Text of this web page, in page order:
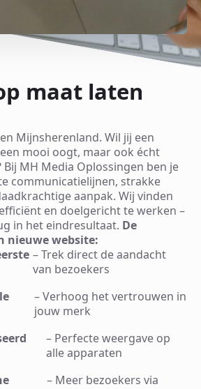
maat laten
Mijnsherenland. Wil jij een
mooi oogt, maar ook écht
MH Media Oplossingen ben je
communicatielijnen, strakke
aanpak. Wij vinden
en doelgericht te werken –
in het eindresultaat. De
nieuwe website:
– Trek direct de aandacht
van bezoekers
– Verhoog het vertrouwen in
jouw merk
– Perfecte weergave op
alle apparaten
– Meer bezoekers via